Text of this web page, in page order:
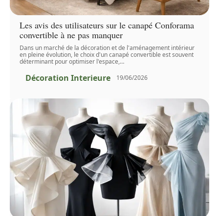
Les avis des utilisateurs sur le canapé Conforama
convertible à ne pas manquer
Dans un marché de la décoration et de l'aménagement intérieur
en pleine évolution, le choix d'un canapé convertible est souvent
déterminant pour optimiser l'espace,…
Décoration Interieure 19/06/2026